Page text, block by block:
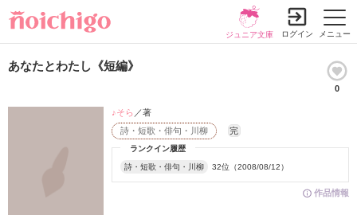
メニュー
ジュニア文庫 ログイン
あなたとわたし《短編》
0
作品情報
ランクイン履歴
詩・短歌・俳句・川柳 32位（2008/08/12）
詩・短歌・俳句・川柳 完
♪そら ／著